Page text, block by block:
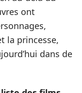
ont
la princesse,
dans de